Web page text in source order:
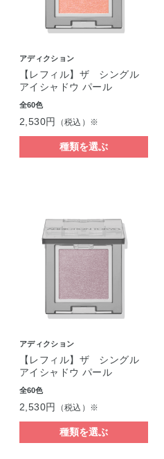
アディクション
【レフィル】ザ シングル
アイシャドウ パール
全60色
2,530円 （税込）※
種類を選ぶ
アディクション
【レフィル】ザ シングル
アイシャドウ パール
全60色
2,530円 （税込）※
種類を選ぶ